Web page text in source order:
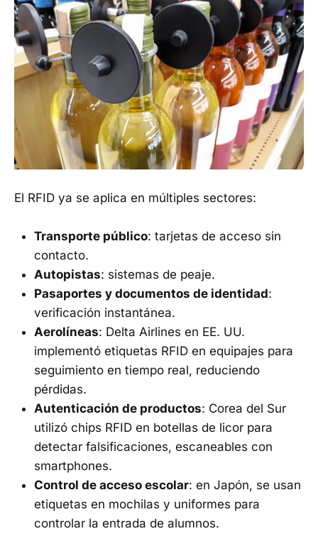
El RFID ya se aplica en múltiples sectores:
Transporte público: tarjetas de acceso sin
contacto.
Autopistas: sistemas de peaje.
Pasaportes y documentos de identidad:
verificación instantánea.
Aerolíneas: Delta Airlines en EE. UU.
implementó etiquetas RFID en equipajes para
seguimiento en tiempo real, reduciendo
pérdidas.
Autenticación de productos: Corea del Sur
utilizó chips RFID en botellas de licor para
detectar falsificaciones, escaneables con
smartphones.
Control de acceso escolar: en Japón, se usan
etiquetas en mochilas y uniformes para
controlar la entrada de alumnos.